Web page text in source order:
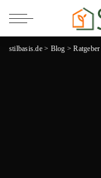
stilbasis.de> Blog >Ratgeber